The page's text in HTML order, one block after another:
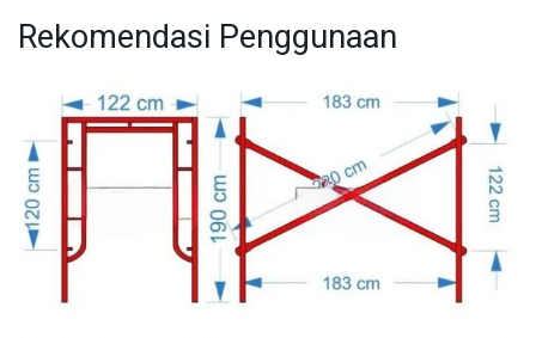
Rekomendasi Penggunaan